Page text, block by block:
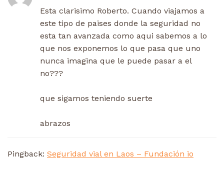
Esta clarisimo Roberto. Cuando viajamos a
este tipo de paises donde la seguridad no
esta tan avanzada como aqui sabemos a lo
que nos exponemos lo que pasa que uno
nunca imagina que le puede pasar a el
no???
que sigamos teniendo suerte
abrazos
Pingback: Seguridad vial en Laos – Fundación io